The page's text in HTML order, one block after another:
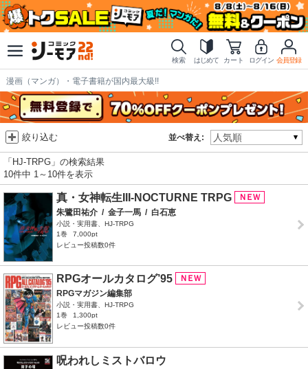
検索 はじめて カート ログイン 会員登録
漫画（マンガ）・電子書籍が国内最大級!!
並べ替え:
絞り込む
「HJ-TRPG」の検索結果
10件中 1～10件を表示
真・女神転生III-NOCTURNE TRPG
朱鷺田祐介 / 金子一馬 / 白石恵
小説・実用書、HJ-TRPG
1巻
7,000pt
レビュー投稿数0件
RPGオールカタログ’95
RPGマガジン編集部
小説・実用書、HJ-TRPG
1巻
1,300pt
レビュー投稿数0件
呪われしミストバロウ